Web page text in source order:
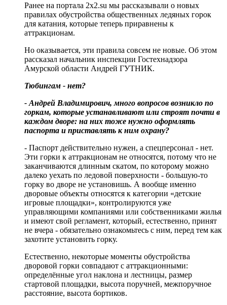
Ранее на портала 2х2.su мы рассказывали о новых
правилах обустройства общественных ледяных горок
для катания, которые теперь приравнены к
аттракционам.
Но оказывается, эти правила совсем не новые. Об этом
рассказал начальник инспекции Гостехнадзора
Амурской области Андрей ГУТНИК.
Тюбингам - нет?
- Андрей Владимирович, много вопросов возникло по
горкам, которые устанавливают или строят почти в
каждом дворе: на них тоже нужно оформлять
паспорта и приставлять к ним охрану?
- Паспорт действительно нужен, а спецперсонал - нет.
Эти горки к аттракционам не относятся, потому что не
заканчиваются длинным скатом, по которому можно
далеко уехать по ледовой поверхности - большую-то
горку во дворе не установишь. А вообще именно
дворовые объекты относятся к категории «детские
игровые площадки», контролируются уже
управляющими компаниями или собственниками жилья
и имеют свой регламент, который, естественно, принят
не вчера - обязательно ознакомьтесь с ним, перед тем как
захотите установить горку.
Естественно, некоторые моменты обустройства
дворовой горки совпадают с аттракционными:
определённые угол наклона и лестницы, размер
стартовой площадки, высота поручней, межпоручное
расстояние, высота бортиков.